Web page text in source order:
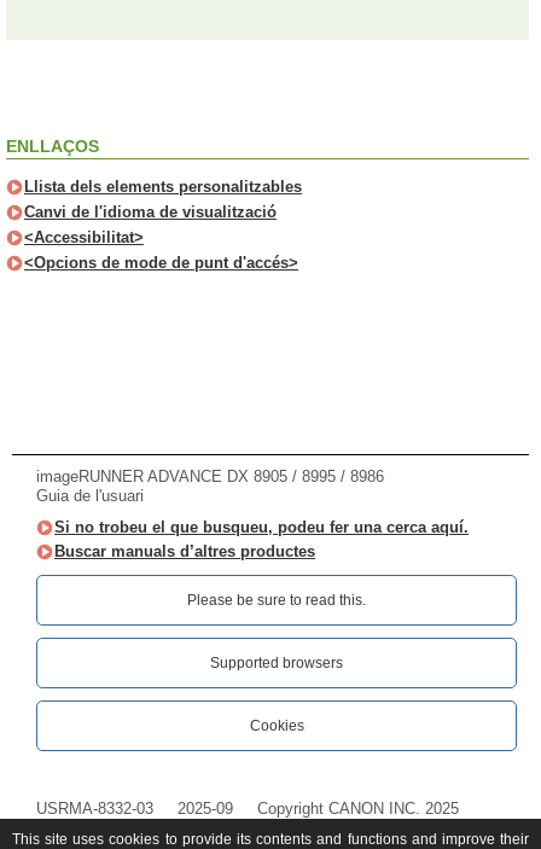
ENLLAÇOS
Llista dels elements personalitzables
Canvi de l'idioma de visualització
<Accessibilitat>
<Opcions de mode de punt d'accés>
imageRUNNER ADVANCE DX 8905 / 8995 / 8986
Guia de l'usuari
Si no trobeu el que busqueu, podeu fer una cerca aquí.
Buscar manuals d’altres productes
Please be sure to read this.‎
Supported browsers
Cookies
USRMA-8332-03 2025-09 Copyright CANON INC. 2025
This site uses cookies to provide its contents and functions and improve their